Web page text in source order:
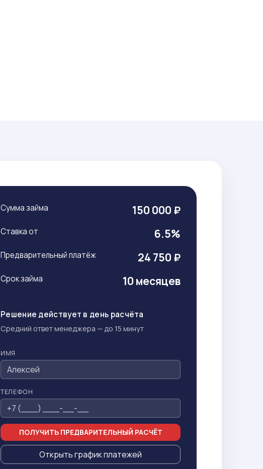
Сумма займа 150 000 ₽
Ставка от 6.5%
Предварительный платёж 24 750 ₽
Срок займа 10 месяцев
Решение действует в день расчёта
Средний ответ менеджера — до 15 минут
ИМЯ
ТЕЛЕФОН
ПОЛУЧИТЬ ПРЕДВАРИТЕЛЬНЫЙ РАСЧЁТ
Открыть график платежей